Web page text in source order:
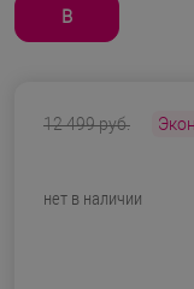
B
12 499 руб.
нет в наличии